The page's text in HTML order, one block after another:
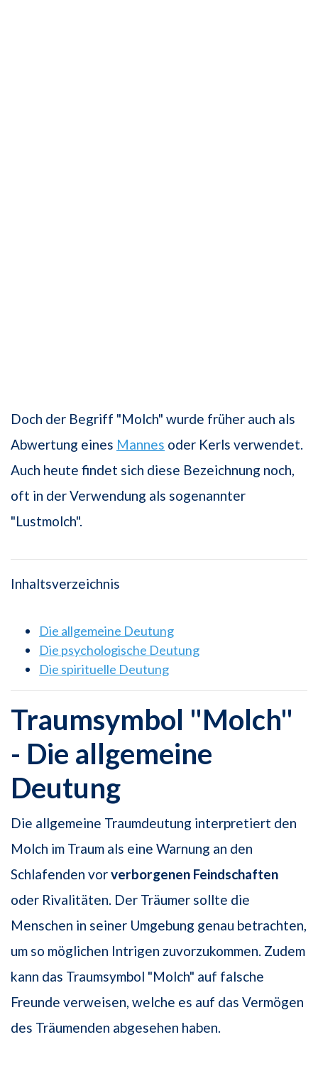
Doch der Begriff "Molch" wurde früher auch als
Abwertung eines Mannes oder Kerls verwendet.
Auch heute findet sich diese Bezeichnung noch,
oft in der Verwendung als sogenannter
"Lustmolch".
Inhaltsverzeichnis
Die allgemeine Deutung
Die psychologische Deutung
Die spirituelle Deutung
Traumsymbol "Molch"
- Die allgemeine
Deutung
Die allgemeine Traumdeutung interpretiert den
Molch im Traum als eine Warnung an den
Schlafenden vorverborgenen Feindschaften
oder Rivalitäten. Der Träumer sollte die
Menschen in seiner Umgebung genau betrachten,
um so möglichen Intrigen zuvorzukommen. Zudem
kann das Traumsymbol "Molch" auf falsche
Freunde verweisen, welche es auf das Vermögen
des Träumenden abgesehen haben.